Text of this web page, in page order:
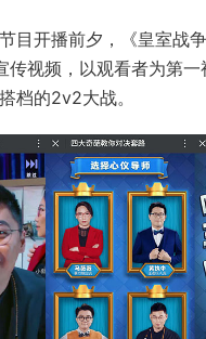
目开播前夕，《皇室战
传视频，以观看者为第
档的2v2大战。